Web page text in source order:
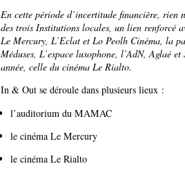
En cette période d’incertitude financière, rien
des trois Institutions locales, un lien renforcé
Le Mercury, L’Eclat et Lo Peolh Cinéma, la
Méduses, L’espace lusophone, l’AdN, Aglaé
année, celle du cinéma Le Rialto.
In & Out se déroule dans plusieurs lieux :
l’auditorium du MAMAC
le cinéma Le Mercury
le cinéma Le Rialto